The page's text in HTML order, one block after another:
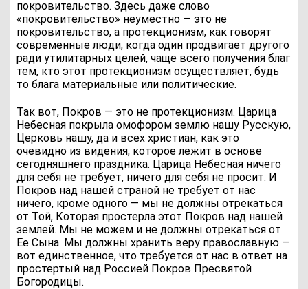
покровительство. Здесь даже слово
«покровительство» неуместно — это не
покровительство, а протекционизм, как говорят
современные люди, когда один продвигает другого
ради утилитарных целей, чаще всего получения благ
тем, кто этот протекционизм осуществляет, будь
то блага материальные или политические.
Так вот, Покров — это не протекционизм. Царица
Небесная покрыла омофором землю нашу Русскую,
Церковь нашу, да и всех христиан, как это
очевидно из видения, которое лежит в основе
сегодняшнего праздника. Царица Небесная ничего
для себя не требует, ничего для себя не просит. И
Покров над нашей страной не требует от нас
ничего, кроме одного — мы не должны отрекаться
от Той, Которая простерла этот Покров над нашей
землей. Мы не можем и не должны отрекаться от
Ее Сына. Мы должны хранить веру православную —
вот единственное, что требуется от нас в ответ на
простертый над Россией Покров Пресвятой
Богородицы.